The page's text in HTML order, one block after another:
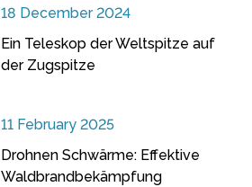
18 December 2024
Ein Teleskop der Weltspitze auf
der Zugspitze
11 February 2025
Drohnen Schwärme: Effektive
Waldbrandbekämpfung